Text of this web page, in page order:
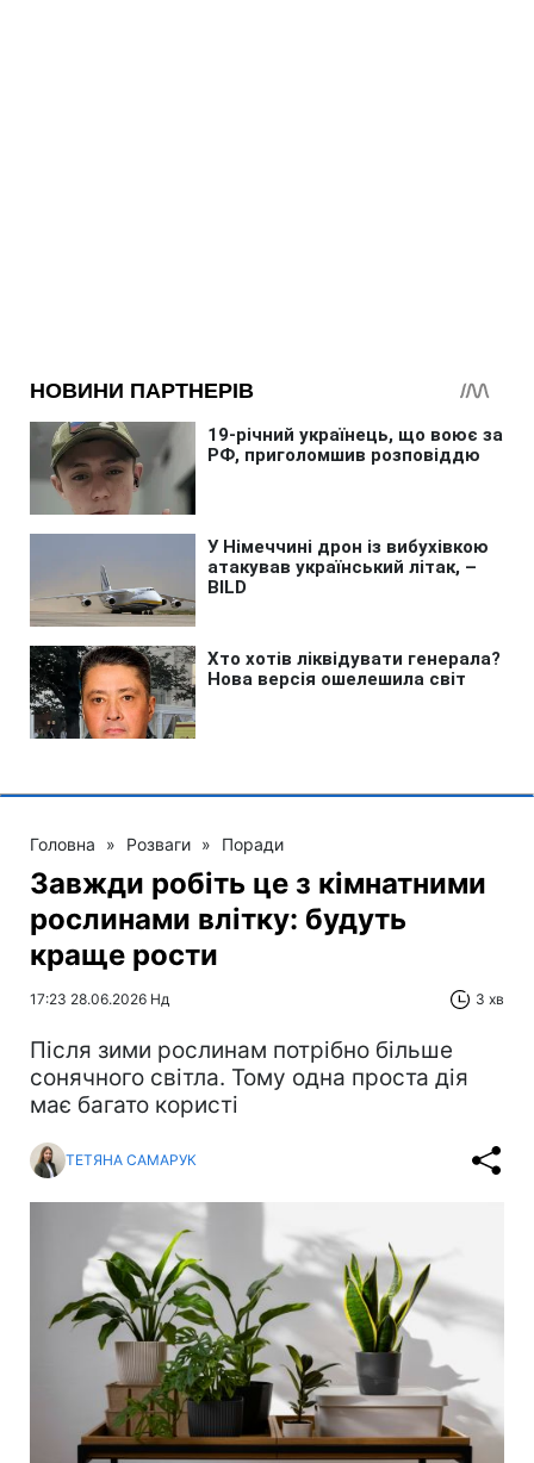
Головна » Розваги » Поради
Завжди робіть це з кімнатними
рослинами влітку: будуть
краще рости
17:23 28.06.2026 Нд 3 хв
Після зими рослинам потрібно більше
сонячного світла. Тому одна проста дія
має багато користі
ТЕТЯНА САМАРУК